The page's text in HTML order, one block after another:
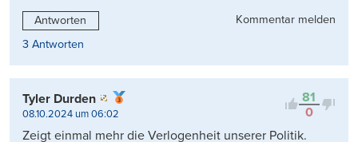
Antworten
Kommentar melden
3 Antworten
81
0
Tyler Durden
08.10.2024 um 06:02
Zeigt einmal mehr die Verlogenheit unserer Politik.